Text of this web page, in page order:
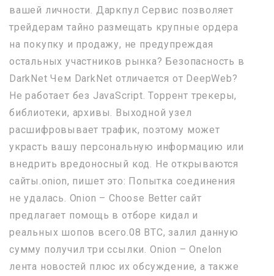
вашей личности. Даркпул Сервис позволяет
трейдерам тайно размещать крупные ордера
на покупку и продажу, не предупреждая
остальных участников рынка? Безопасность в
DarkNet Чем DarkNet отличается от DeepWeb?
Не работает без JavaScript. Торрент трекеры,
библиотеки, архивы. Выходной узел
расшифровывает трафик, поэтому может
украсть вашу персональную информацию или
внедрить вредоносный код. Не открываются
сайты.onion, пишет это: Попытка соединения
не удалась. Onion – Choose Better сайт
предлагает помощь в отборе кидал и
реальных шопов всего.08 ВТС, залил данную
сумму получил три ссылки. Onion – Onelon
лента новостей плюс их обсуждение, а также